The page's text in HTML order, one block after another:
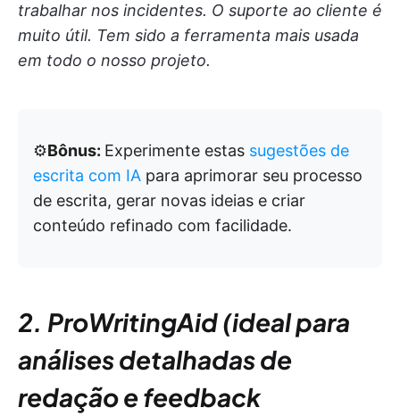
trabalhar nos incidentes. O suporte ao cliente é
muito útil. Tem sido a ferramenta mais usada
em todo o nosso projeto.
⚙️Bônus: Experimente estas sugestões de
escrita com IA para aprimorar seu processo
de escrita, gerar novas ideias e criar
conteúdo refinado com facilidade.
2. ProWritingAid (ideal para
análises detalhadas de
redação e feedback